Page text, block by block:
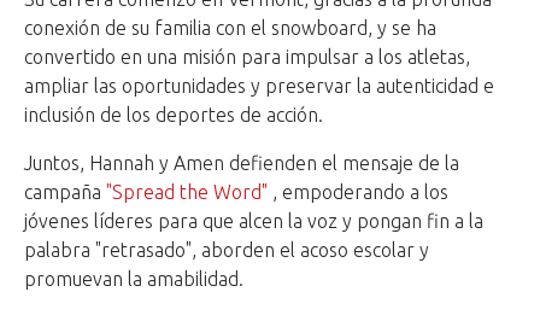
conexión de su familia con el snowboard, y se ha
convertido en una misión para impulsar a los atletas,
ampliar las oportunidades y preservar la autenticidad e
inclusión de los deportes de acción.
Juntos, Hannah y Amen defienden el mensaje de la
campaña "Spread the Word" , empoderando a los
jóvenes líderes para que alcen la voz y pongan fin a la
palabra "retrasado", aborden el acoso escolar y
promuevan la amabilidad.